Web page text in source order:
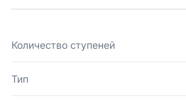
Количество ступеней
Тип